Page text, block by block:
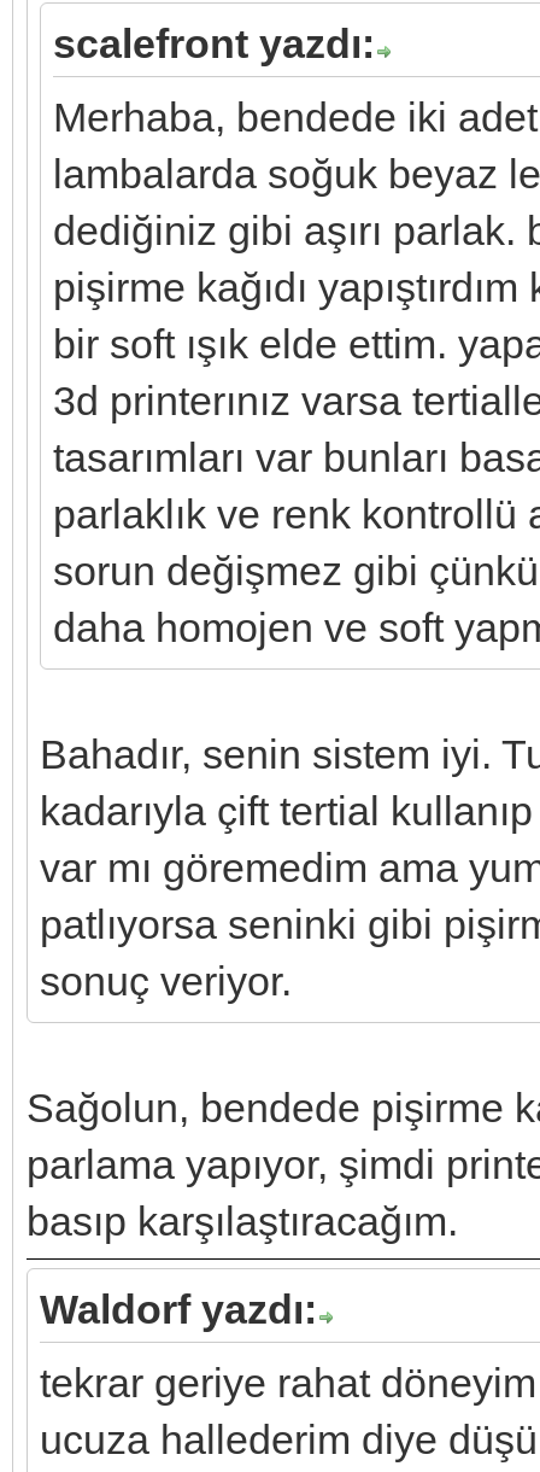
scalefront yazdı:
Merhaba, bendede iki
lambalarda soğuk beyaz
dediğiniz gibi aşırı
pişirme kağıdı
bir soft ışık elde ettim.
3d printerınız varsa
tasarımları var bunları
parlaklık ve renk
sorun değişmez gibi çünkü
daha homojen ve soft
Bahadır, senin sistem iyi.
kadarıyla çift tertial
var mı göremedim ama
patlıyorsa seninki gibi
sonuç veriyor.
Sağolun, bendede pişirme
parlama yapıyor, şimdi
basıp karşılaştıracağım.
Waldorf yazdı:
tekrar geriye rahat
ucuza hallederim diye